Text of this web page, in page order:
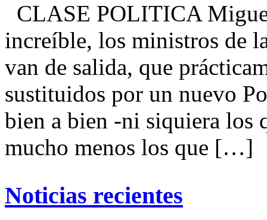
CLASE POLITICA
increíble, los ministros de
van de salida, que
sustituidos por un nuevo
bien a bien -ni siquiera los
mucho menos los que […]
Noticias recientes